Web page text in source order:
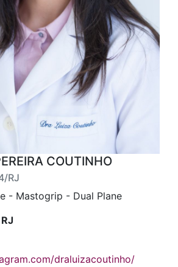
COUTINHO
RJ
- Mastogrip - Dual Plane
draluizacoutinho/